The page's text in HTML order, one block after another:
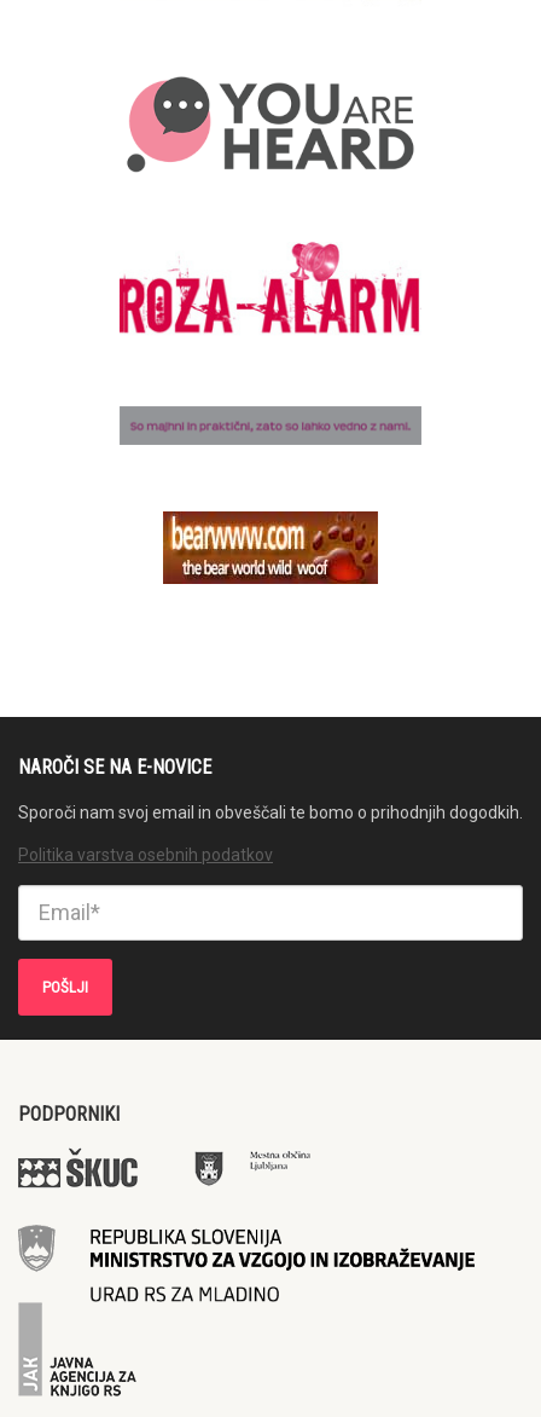
NAROČI SE NA E-NOVICE
Sporoči nam svoj email in obveščali te bomo o prihodnjih dogodkih.
Politika varstva osebnih podatkov
PODPORNIKI